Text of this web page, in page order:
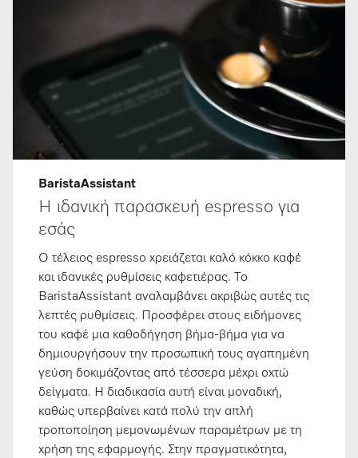
BaristaAssistant
Η ιδανική παρασκευή espresso για
εσάς
Ο τέλειος espresso χρειάζεται καλό κόκκο καφέ
και ιδανικές ρυθμίσεις καφετιέρας. Το
BaristaAssistant αναλαμβάνει ακριβώς αυτές τις
λεπτές ρυθμίσεις. Προσφέρει στους ειδήμονες
του καφέ μια καθοδήγηση βήμα-βήμα για να
δημιουργήσουν την προσωπική τους αγαπημένη
γεύση δοκιμάζοντας από τέσσερα μέχρι οχτώ
δείγματα. Η διαδικασία αυτή είναι μοναδική,
καθώς υπερβαίνει κατά πολύ την απλή
τροποποίηση μεμονωμένων παραμέτρων με τη
χρήση της εφαρμογής. Στην πραγματικότητα,